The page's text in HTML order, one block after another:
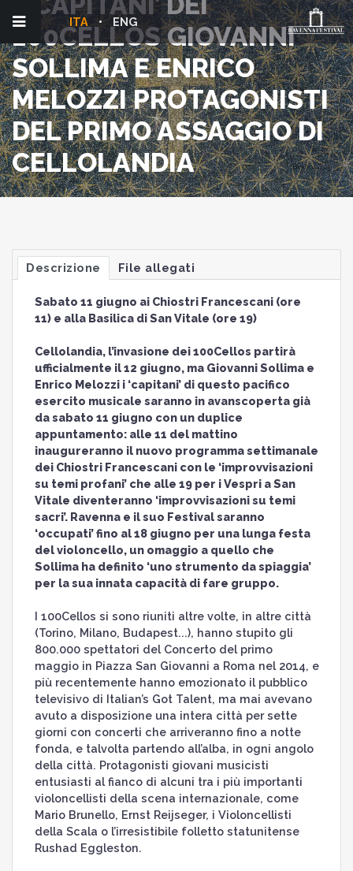
ENG
ITA
100CELLOS GIOVANNI
SOLLIMA E ENRICO
MELOZZI PROTAGONISTI
DEL PRIMO ASSAGGIO DI
CELLOLANDIA
Descrizione File allegati
Sabato 11 giugno ai Chiostri Francescani (ore
11) e alla Basilica di San Vitale (ore 19)
Cellolandia, l’invasione dei 100Cellos partirà
ufficialmente il 12 giugno, ma Giovanni Sollima e
Enrico Melozzi i ‘capitani’ di questo pacifico
esercito musicale saranno in avanscoperta già
da sabato 11 giugno con un duplice
appuntamento: alle 11 del mattino
inaugureranno il nuovo programma settimanale
dei Chiostri Francescani con le ‘improvvisazioni
su temi profani’ che alle 19 per i Vespri a San
Vitale diventeranno ‘improvvisazioni su temi
sacri’. Ravenna e il suo Festival saranno
‘occupati’ fino al 18 giugno per una lunga festa
del violoncello, un omaggio a quello che
Sollima ha definito ‘uno strumento da spiaggia’
per la sua innata capacità di fare gruppo.
I 100Cellos si sono riuniti altre volte, in altre città
(Torino, Milano, Budapest...), hanno stupito gli
800.000 spettatori del Concerto del primo
maggio in Piazza San Giovanni a Roma nel 2014, e
più recentemente hanno emozionato il pubblico
televisivo di Italian’s Got Talent, ma mai avevano
avuto a disposizione una intera città per sette
giorni con concerti che arriveranno fino a notte
fonda, e talvolta partendo all’alba, in ogni angolo
della città. Protagonisti giovani musicisti
entusiasti al fianco di alcuni tra i più importanti
violoncellisti della scena internazionale, come
Mario Brunello, Ernst Reijseger, i Violoncellisti
della Scala o l’irresistibile folletto statunitense
Rushad Eggleston.